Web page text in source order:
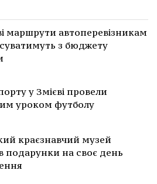
маршрути автоперевізникам
з бюджету
у Змієві провели
уроком футболу
краєзнавчий музей
подарунки на своє день